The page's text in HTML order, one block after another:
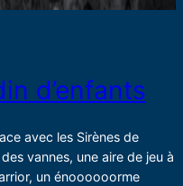
d’enfants
avec les Sirènes de
vannes, une aire de jeu à
un énoooooorme